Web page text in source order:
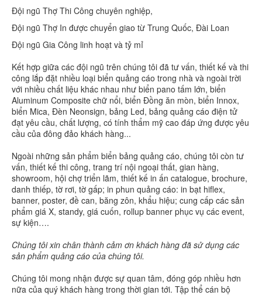
Đội ngũ Thợ Thi Công chuyên nghiệp,
Đội ngũ Thợ In được chuyển giao từ Trung Quốc, Đài Loan
Đội ngũ Gia Công linh hoạt và tỷ mỉ
Kết hợp giữa các đội ngũ trên chúng tôi đã tư vấn, thiết kế và thi
công lắp đặt nhiều loại biển quảng cáo trong nhà và ngoài trời
với nhiều chất liệu khác nhau như biển pano tấm lớn, biển
Aluminum Composite chữ nổi, biển Đồng ăn mòn, biển Innox,
biển Mica, Đèn Neonsign, bảng Led, bảng quảng cáo điện tử
đạt yêu cầu, chất lượng, có tính thẩm mỹ cao đáp ứng được yêu
cầu của đông đảo khách hàng...
Ngoài những sản phẩm biển bảng quảng cáo, chúng tôi còn tư
vấn, thiết kế thi công, trang trí nội ngoại thất, gian hàng,
showroom, hội chợ triển lãm, thiết kế in ấn catalogue, brochure,
danh thiếp, tờ rơi, tờ gấp; in phun quảng cáo: in bạt hiflex,
banner, poster, đề can, băng zôn, khẩu hiệu; cung cấp các sản
phẩm giá X, standy, giá cuốn, rollup banner phục vụ các event,
sự kiện….
Chúng tôi xin chân thành cảm ơn khách hàng đã sử dụng các
sản phẩm quảng cáo của chúng tôi.
Chúng tôi mong nhận được sự quan tâm, đóng góp nhiều hơn
nữa của quý khách hàng trong thời gian tới. Tập thể cán bộ